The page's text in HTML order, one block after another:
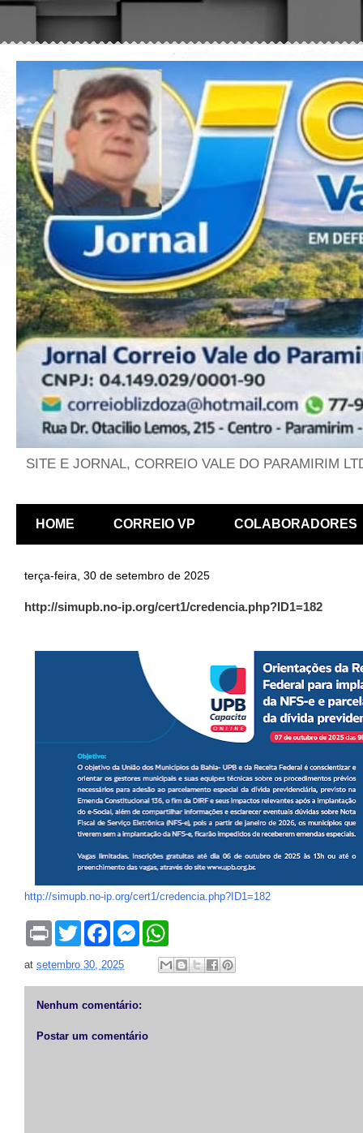
SITE E JORNAL, CORREIO VALE DO PARAMIRIM
HOME CORREIO VP COLABORADORES
terça-feira, 30 de setembro de 2025
http://simupb.no-ip.org/cert1/credencia.php?ID1=182
http://simupb.no-ip.org/cert1/credencia.php?ID1=182
P
n
T
w
t
r
F
e
o
M
g
r
t
at setembro 30, 2025
Nenhum comentário:
Postar um comentário